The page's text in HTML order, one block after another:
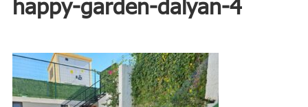
happy-garden-dalyan-4